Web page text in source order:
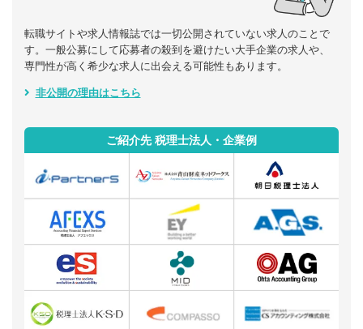
転職サイトや求人情報誌では一切公開されていない求人のことで
す。一般公募にして応募者の殺到を避けたい大手企業の求人や、
専門性が高く希少な求人に出会える可能性もあります。
非公開の理由はこちら
ご紹介先 税理士法人・企業例